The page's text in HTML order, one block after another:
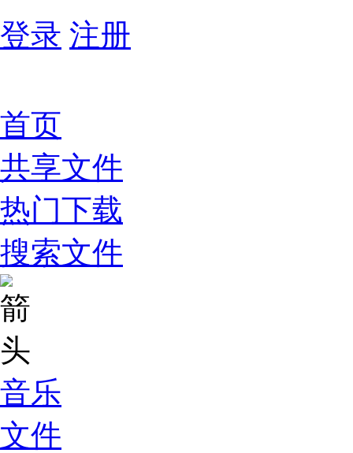
登录 注册
首页
共享文件
热门下载
搜索文件
音乐
文件